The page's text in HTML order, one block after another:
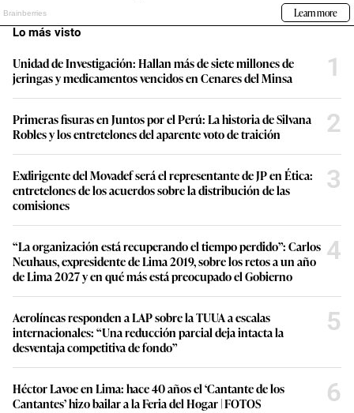
Lo más visto
Unidad de Investigación: Hallan más de siete millones de
jeringas y medicamentos vencidos en Cenares del Minsa
1
Primeras fisuras en Juntos por el Perú: La historia de Silvana
Robles y los entretelones del aparente voto de traición
2
Exdirigente del Movadef será el representante de JP en Ética:
entretelones de los acuerdos sobre la distribución de las
comisiones
3
“La organización está recuperando el tiempo perdido”: Carlos
Neuhaus, expresidente de Lima 2019, sobre los retos a un año
de Lima 2027 y en qué más está preocupado el Gobierno
4
Aerolíneas responden a LAP sobre la TUUA a escalas
internacionales: “Una reducción parcial deja intacta la
desventaja competitiva de fondo”
5
Héctor Lavoe en Lima: hace 40 años el ‘Cantante de los
Cantantes’ hizo bailar a la Feria del Hogar | FOTOS
6